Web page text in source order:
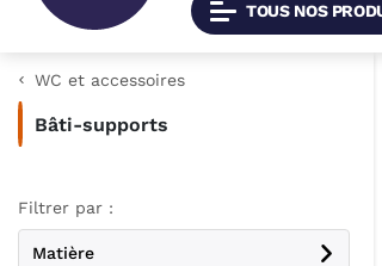
TOUS NOS
WC et accessoires
Bâti-supports
Filtrer par :
Matière